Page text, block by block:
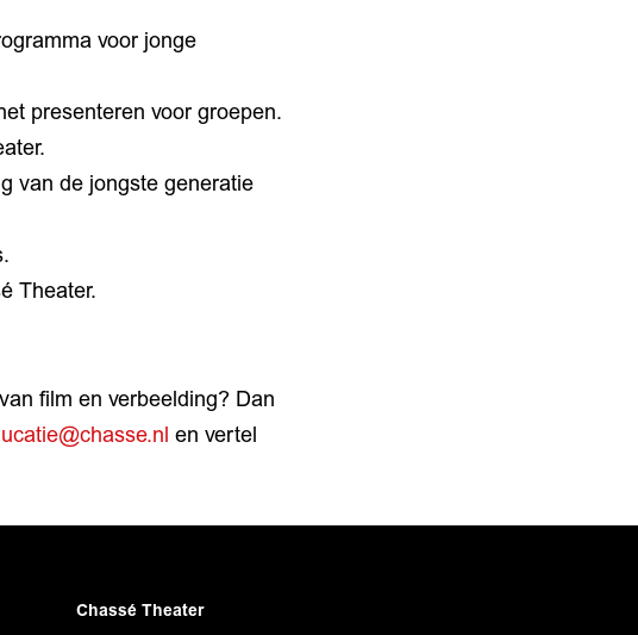
voor jonge
presenteren voor groepen.
van de jongste generatie
Theater.
film en verbeelding? Dan
en vertel
Chassé Theater